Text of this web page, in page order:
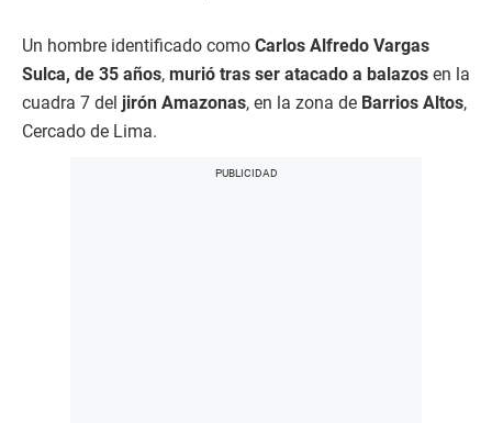
Un hombre identificado como Carlos Alfredo Vargas
Sulca, de 35 años, murió tras ser atacado a balazos en la
cuadra 7 del jirón Amazonas, en la zona de Barrios Altos,
Cercado de Lima.